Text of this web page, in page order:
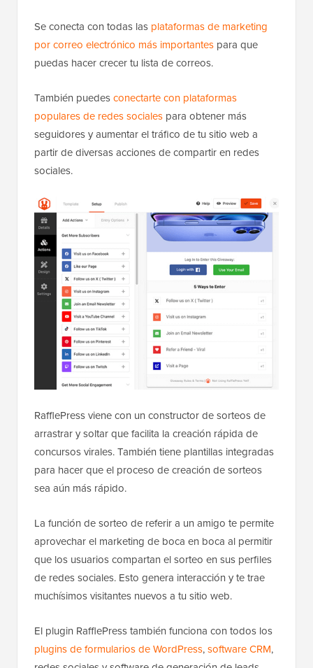
Se conecta con todas las plataformas de marketing
por correo electrónico más importantes para que
puedas hacer crecer tu lista de correos.
También puedesconectarte con plataformas
populares de redes sociales para obtener más
seguidores y aumentar el tráfico de tu sitio web a
partir de diversas acciones de compartir en redes
sociales.
RafflePress viene con un constructor de sorteos de
arrastrar y soltar que facilita la creación rápida de
concursos virales. También tiene plantillas integradas
para hacer que el proceso de creación de sorteos
sea aún más rápido.
La función de sorteo de referir a un amigo te permite
aprovechar el marketing de boca en boca al permitir
que los usuarios compartan el sorteo en sus perfiles
de redes sociales. Esto genera interacción y te trae
muchísimos visitantes nuevos a tu sitio web.
El plugin RafflePress también funciona con todos los
plugins de formularios de WordPress,software CRM,